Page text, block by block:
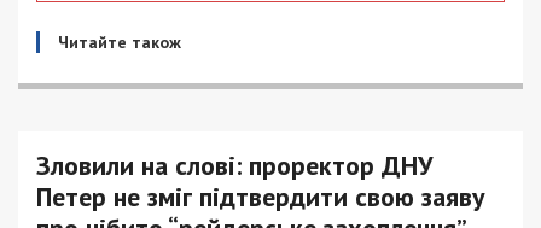
Читайте також
Зловили на слові: проректор ДНУ
Петер не зміг підтвердити свою заяву